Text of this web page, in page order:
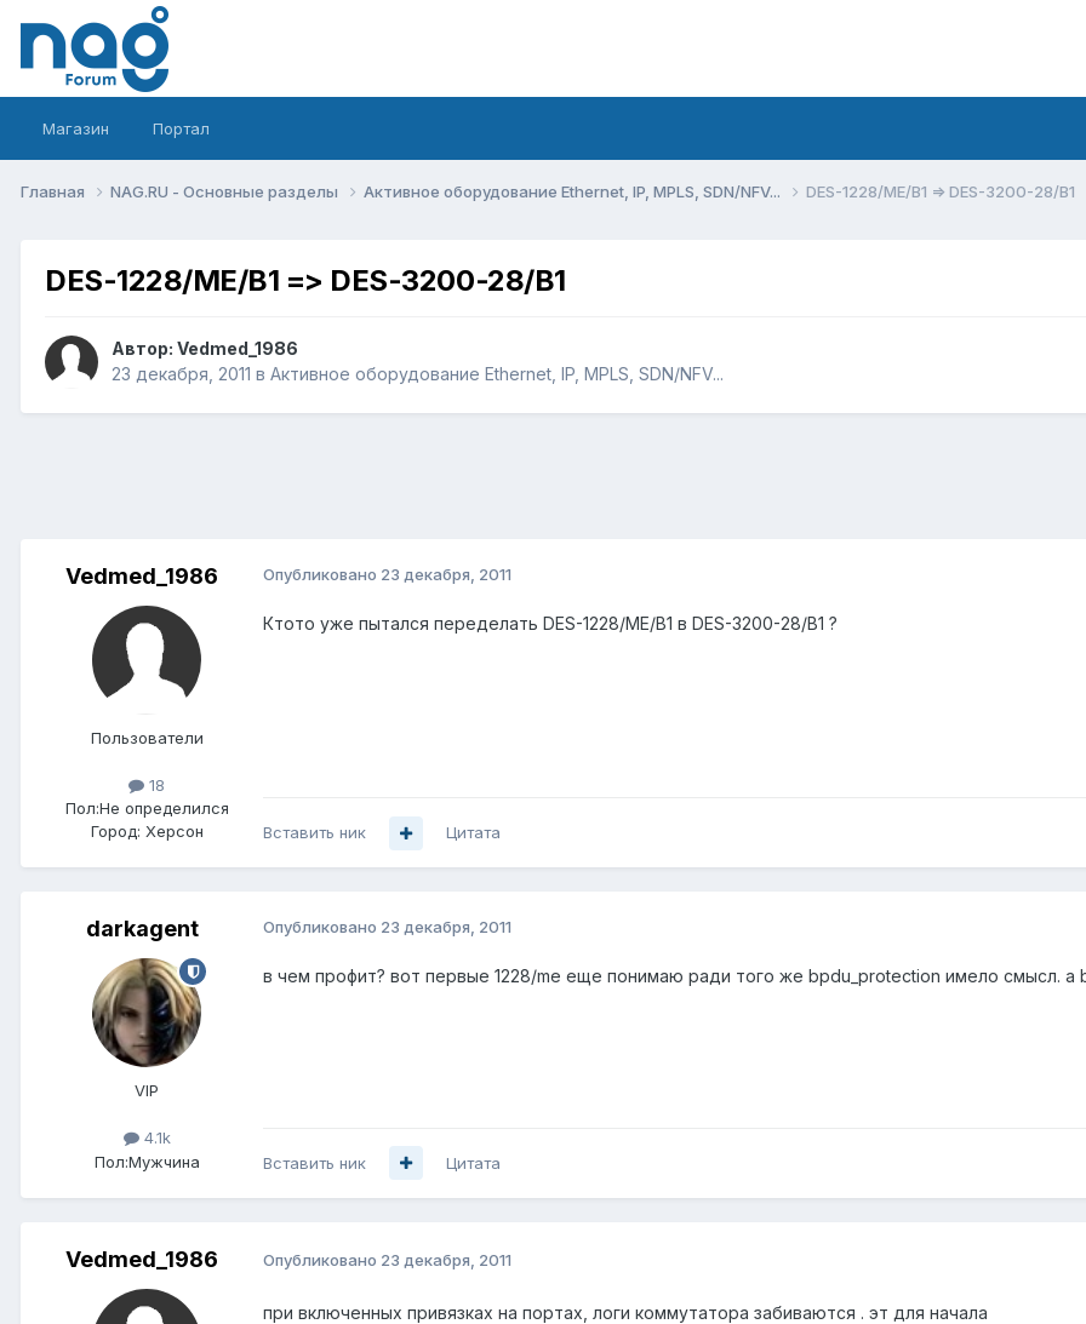
Магазин Портал
Главная NAG.RU - Основные разделы Активное оборудование Ethernet, IP, MPLS, SDN/NFV... DES-1228/ME/B1 => DES-3200-28/B1
DES-1228/ME/B1 => DES-3200-28/B1
Автор: Vedmed_1986
23 декабря, 2011 в Активное оборудование Ethernet, IP, MPLS, SDN/NFV...
Vedmed_1986
Пользователи
18
Пол:Не определился
Город: Херсон
Опубликовано 23 декабря, 2011
Ктото уже пытался переделать DES-1228/ME/B1 в DES-3200-28/B1 ?
Вставить ник Цитата
darkagent
VIP
4.1k
Пол:Мужчина
Опубликовано 23 декабря, 2011
в чем профит? вот первые 1228/me еще понимаю ради того же bpdu_protection имело смысл. а
Вставить ник Цитата
Vedmed_1986 Опубликовано 23 декабря, 2011
при включенных привязках на портах, логи коммутатора забиваются . эт для начала